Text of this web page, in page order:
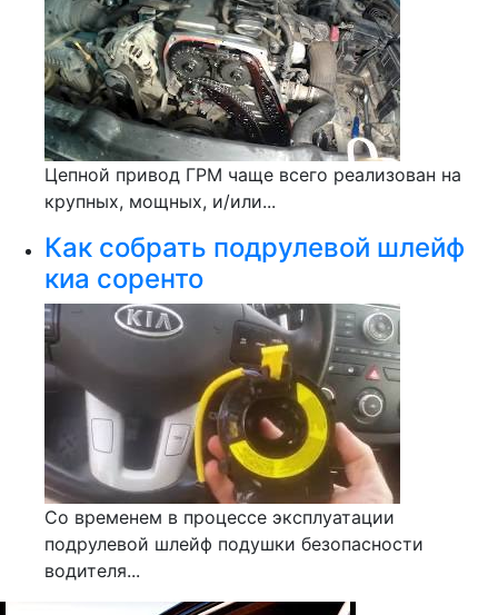
Цепной привод ГРМ чаще всего реализован на
крупных, мощных, и/или...
Как собрать подрулевой шлейф
киа соренто
Со временем в процессе эксплуатации
подрулевой шлейф подушки безопасности
водителя...